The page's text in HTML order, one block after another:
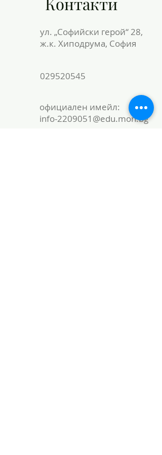
ул. „Софийски герой“ 28,
ж.к. Хиподрума, София
029520545
официален имейл:
info-2209051@edu.mon.bg